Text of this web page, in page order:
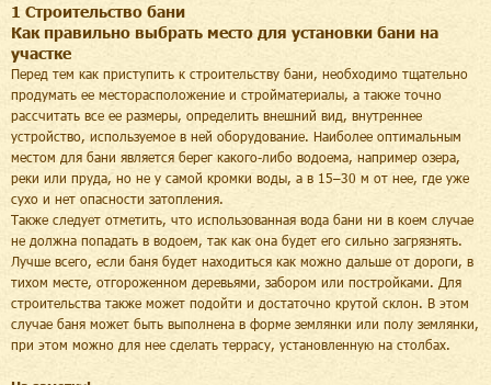
1 Строительство бани
Как правильно выбрать место для установки бани на
участке
Перед тем как приступить к строительству бани, необходимо тщательно
продумать ее месторасположение и стройматериалы, а также точно
рассчитать все ее размеры, определить внешний вид, внутреннее
устройство, используемое в ней оборудование. Наиболее оптимальным
местом для бани является берег какого-либо водоема, например озера,
реки или пруда, но не у самой кромки воды, а в 15–30 м от нее, где уже
сухо и нет опасности затопления.
Также следует отметить, что использованная вода бани ни в коем случае
не должна попадать в водоем, так как она будет его сильно загрязнять.
Лучше всего, если баня будет находиться как можно дальше от дороги, в
тихом месте, отгороженном деревьями, забором или постройками. Для
строительства также может подойти и достаточно крутой склон. В этом
случае баня может быть выполнена в форме землянки или полу землянки,
при этом можно для нее сделать террасу, установленную на столбах.